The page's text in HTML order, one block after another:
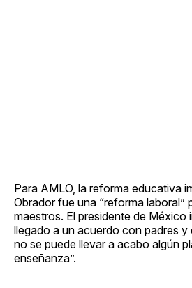
Para AMLO, la reforma educativa
Obrador fue una “reforma laboral”
maestros. El presidente de México
llegado a un acuerdo con padres y
no se puede llevar a acabo algún
enseñanza”.